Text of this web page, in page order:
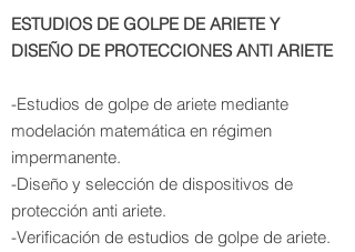
​ESTUDIOS DE GOLPE DE ARIETE Y
DISEÑO DE PROTECCIONES ANTI ARIETE
-Estudios de golpe de ariete mediante
modelación matemática en régimen
impermanente.
-Diseño y selección de dispositivos de
protección anti ariete.
-Verificación de estudios de golpe de ariete.